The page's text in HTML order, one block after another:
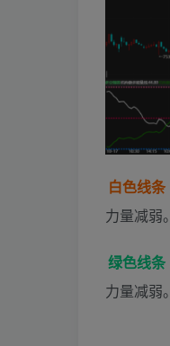
白色线条
力量减弱。
绿色线条
力量减弱。